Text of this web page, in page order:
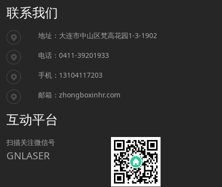
联系我们
地址：大连市中山区梵高花园1-3-1902
电话：0411-39201933
手机：13104117203
邮箱：zhongboxinhr.com
互动平台
扫描关注微信号
GNLASER